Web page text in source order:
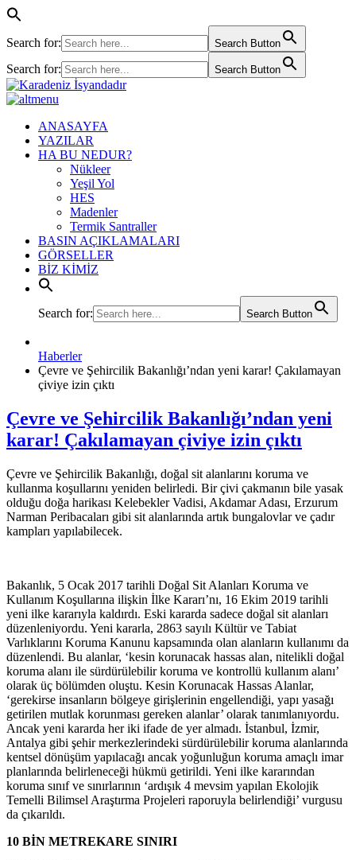
Search for: Search Button
Search for: Search Button
ANASAYFA
YAZILAR
HA BU NEDUR?
Nükleer
Yeşil Yol
HES
Madenler
Termik Santraller
BASIN AÇIKLAMALARI
GÖRSELLER
BİZ KİMİZ
Search for: Search Button
Haberler
Çevre ve Şehircilik Bakanlığı’ndan yeni karar! Çakılamayan
çiviye izin çıktı
Çevre ve Şehircilik Bakanlığı’ndan yeni
karar! Çakılamayan çiviye izin çıktı
Çevre ve Şehircilik Bakanlığı, doğal sit alanlarını koruma ve
kullanma koşullarını yeniden belirledi. Bir çivi çakmanın bile yasak
olduğu doğa harikası Kelebekler Vadisi, Akdamar Adası, Erzurum
Narman Peribacaları gibi sit alanlarında artık bungalovlar ve çadır
kampları yapılabilecek.
Bakanlık, 5 Ocak 2017 tarihli Doğal Sit Alanları Koruma ve
Kullanım Koşullarına ilişkin İlke Kararı’nı, 16 Ekim 2019 tarihli
yeni ilke kararıyla kaldırdı. Eski kararda sadece doğal sit alanları
düzenleniyordu. Yeni kararla, 2863 sayılı Kültür ve Tabiat
Varlıklarını Koruma Kanunu kapsamında olan alanların kullanımı da
düzenlendi. Bu alanlar, ‘kesin korunacak hassas alan, nitelikli doğal
koruma alanı ile sürdürülebilir koruma ve kontrollü kullanım alanı’
olarak üç bölümden oluştu. Kesin Korunacak Hassas Alanlar,
‘gerekirse insanların bölgeye girişlerinin engellendiği, yapı yasağı
getirilen mutlak korunması gereken alanlar’ olarak tanımlanıyordu.
Ancak yeni kararda her iki ifade de yer almadı. İstanbul, İzmir,
Antalya gibi şehir merkezlerindeki sürdürülebilir koruma alanlarında
kentsel dönüşüm yapılacağı ancak yoğunluğun koruma amaçlı imar
planlarında belirleneceği hükmü getirildi. Yeni ilke kararından
koruma sınıf ve sınırlarının ‘ardışık 4 mevsim yapılan Ekolojik
Temelli Bilimsel Araştırma Projeleri raporuyla belirlendiği’ vurgusu
da çıkarıldı.
10 BİN METREKARE SINIRI